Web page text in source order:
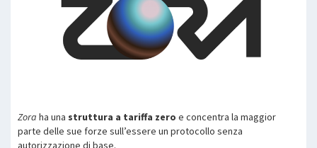
Zora ha una struttura a tariffa zero e concentra la maggior
parte delle sue forze sull’essere un protocollo senza
autorizzazione di base.